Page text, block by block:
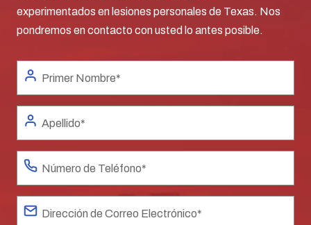
experimentados en lesiones personales de Texas. Nos
pondremos en contacto con usted lo antes posible.